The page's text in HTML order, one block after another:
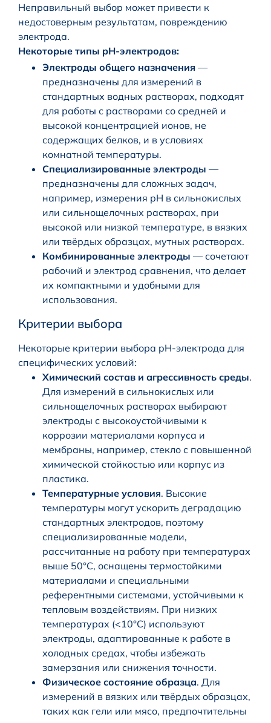
Неправильный выбор может привести к
недостоверным результатам, повреждению
электрода.
Некоторые типы pH-электродов:
Электроды общего назначения —
предназначены для измерений в
стандартных водных растворах, подходят
для работы с растворами со средней и
высокой концентрацией ионов, не
содержащих белков, и в условиях
комнатной температуры.
Специализированные электроды —
предназначены для сложных задач,
например, измерения pH в сильнокислых
или сильнощелочных растворах, при
высокой или низкой температуре, в вязких
или твёрдых образцах, мутных растворах.
Комбинированные электроды — сочетают
рабочий и электрод сравнения, что делает
их компактными и удобными для
использования.
Критерии выбора
Некоторые критерии выбора pH-электрода для
специфических условий:
Химический состав и агрессивность среды.
Для измерений в сильнокислых или
сильнощелочных растворах выбирают
электроды с высокоустойчивыми к
коррозии материалами корпуса и
мембраны, например, стекло с повышенной
химической стойкостью или корпус из
пластика.
Температурные условия. Высокие
температуры могут ускорить деградацию
стандартных электродов, поэтому
специализированные модели,
рассчитанные на работу при температурах
выше 50°C, оснащены термостойкими
материалами и специальными
референтными системами, устойчивыми к
тепловым воздействиям. При низких
температурах (<10°C) используют
электроды, адаптированные к работе в
холодных средах, чтобы избежать
замерзания или снижения точности.
Физическое состояние образца. Для
измерений в вязких или твёрдых образцах,
таких как гели или мясо, предпочтительны